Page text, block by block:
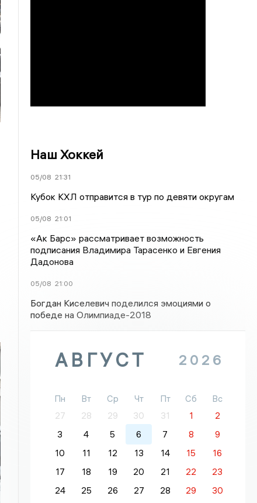
Наш Хоккей
05/08 21:31
Кубок КХЛ отправится в тур по девяти округам
05/08 21:01
«Ак Барс» рассматривает возможность
подписания Владимира Тарасенко и Евгения
Дадонова
05/08 21:00
Богдан Киселевич поделился эмоциями о
победе на Олимпиаде-2018
АВГУСТ 2026
Пн Вт Ср Чт Пт Сб
Вс
27
28 29 30 31 1
2
3
4 5 6 7 8
9
10
11 12 13 14 15
16
17
18 19 20 21 22
23
24
25 26 27 28 29
30